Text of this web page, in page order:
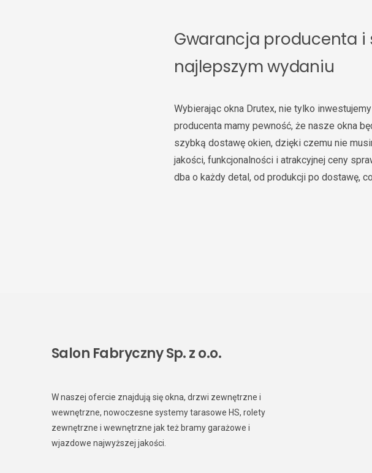
Gwarancja producenta i
najlepszym wydaniu
Wybierając okna Drutex, nie tylko
producenta mamy pewność, że nasze okna
szybką dostawę okien, dzięki czemu nie
jakości, funkcjonalności i atrakcyjnej ceny
dba o każdy detal, od produkcji po dostawę,
Salon Fabryczny Sp. z o.o.
W naszej ofercie znajdują się okna, drzwi zewnętrzne i
wewnętrzne, nowoczesne systemy tarasowe HS, rolety
zewnętrzne i wewnętrzne jak też bramy garażowe i
wjazdowe najwyższej jakości.